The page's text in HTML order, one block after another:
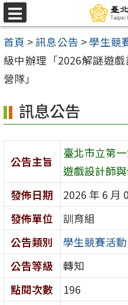
跳
至
主
要
內
區
選
單
首頁 >訊息公告 >學生競
級中辦理「2026解謎遊
營隊」
訊息公告
公告主旨
臺北市立第
遊戲設計師
發佈日期
2026 年 6 月
發佈單位
訓育組
公告類別
學生競賽活動
公告等級
轉知
點閱次數
196